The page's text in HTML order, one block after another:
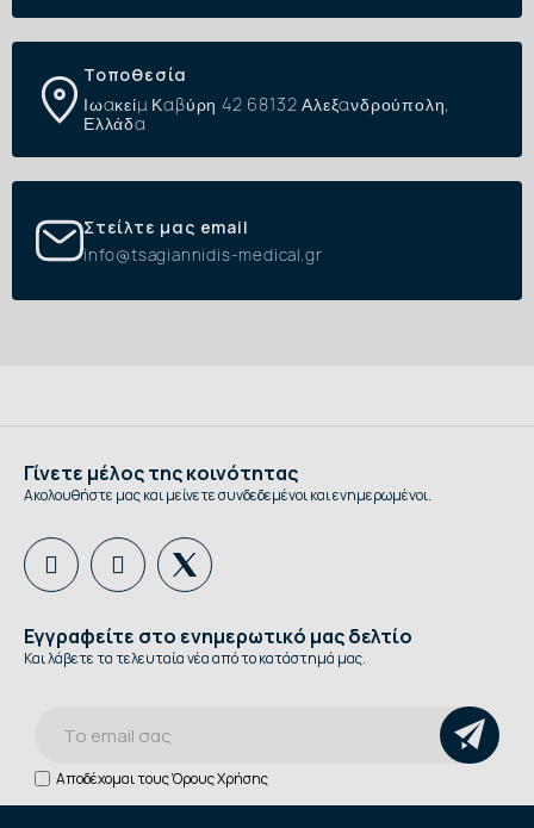
Τοποθεσία
Ιωακείμ Καβύρη 42 68132 Αλεξανδρούπολη,
Ελλάδα
Στείλτε μας email
info@tsagiannidis-medical.gr
Γίνετε μέλος της κοινότητας
Ακολουθήστε μας και μείνετε συνδεδεμένοι και ενημερωμένοι.
Εγγραφείτε στο ενημερωτικό μας δελτίο
Και λάβετε τα τελευταία νέα από το κατάστημά μας.
Αποδέχομαι τουςΌρους Χρήσης